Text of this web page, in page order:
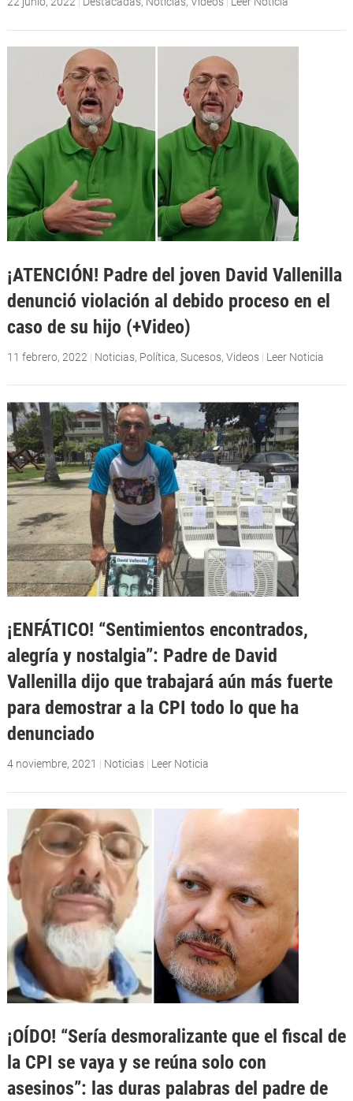
¡ATENCIÓN! Padre del joven David Vallenilla
denunció violación al debido proceso en el
caso de su hijo (+Video)
11 febrero, 2022 | Noticias, Política, Sucesos, Videos | Leer Noticia
¡ENFÁTICO! “Sentimientos encontrados,
alegría y nostalgia”: Padre de David
Vallenilla dijo que trabajará aún más fuerte
para demostrar a la CPI todo lo que ha
denunciado
4 noviembre, 2021 | Noticias | Leer Noticia
¡OÍDO! “Sería desmoralizante que el fiscal de
la CPI se vaya y se reúna solo con
asesinos”: las duras palabras del padre de